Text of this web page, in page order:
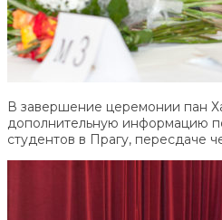
В завершение церемонии пан
дополнительную информацию
студентов в Прагу, пересдаче